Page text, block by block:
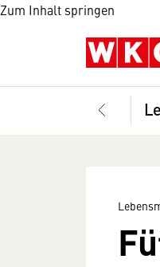
Zum Inhalt springen